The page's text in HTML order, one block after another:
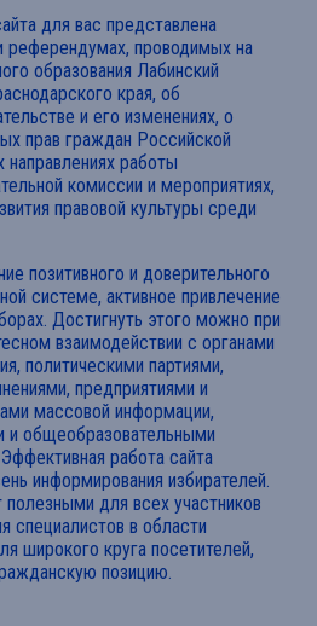
для вас представлена
референдумах, проводимых на
образования Лабинский
края, об
и его изменениях, о
прав граждан Российской
работы
комиссии и мероприятиях,
правовой культуры среди
позитивного и доверительного
системе, активное привлечение
Достигнуть этого можно при
взаимодействии с органами
политическими партиями,
предприятиями и
массовой информации,
и общеобразовательными
работа сайта
информирования избирателей.
для всех участников
специалистов в области
широкого круга посетителей,
позицию.